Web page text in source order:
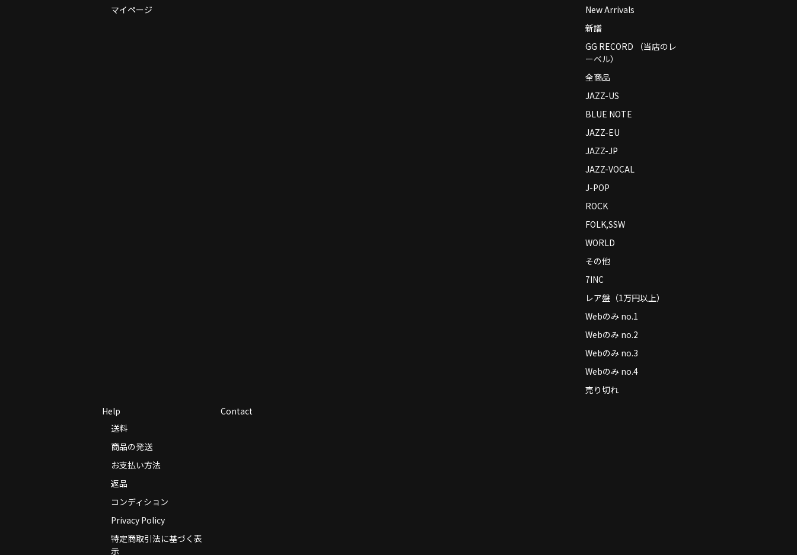
マイページ
New Arrivals
新譜
GG RECORD （当店のレ
ーベル）
全商品
JAZZ-US
BLUE NOTE
JAZZ-EU
JAZZ-JP
JAZZ-VOCAL
J-POP
ROCK
FOLK,SSW
WORLD
その他
7INC
レア盤（1万円以上）
Webのみ no.1
Webのみ no.2
Webのみ no.3
Webのみ no.4
売り切れ
Help
送料
商品の発送
お支払い方法
返品
コンディション
Privacy Policy
特定商取引法に基づく表
示
Contact